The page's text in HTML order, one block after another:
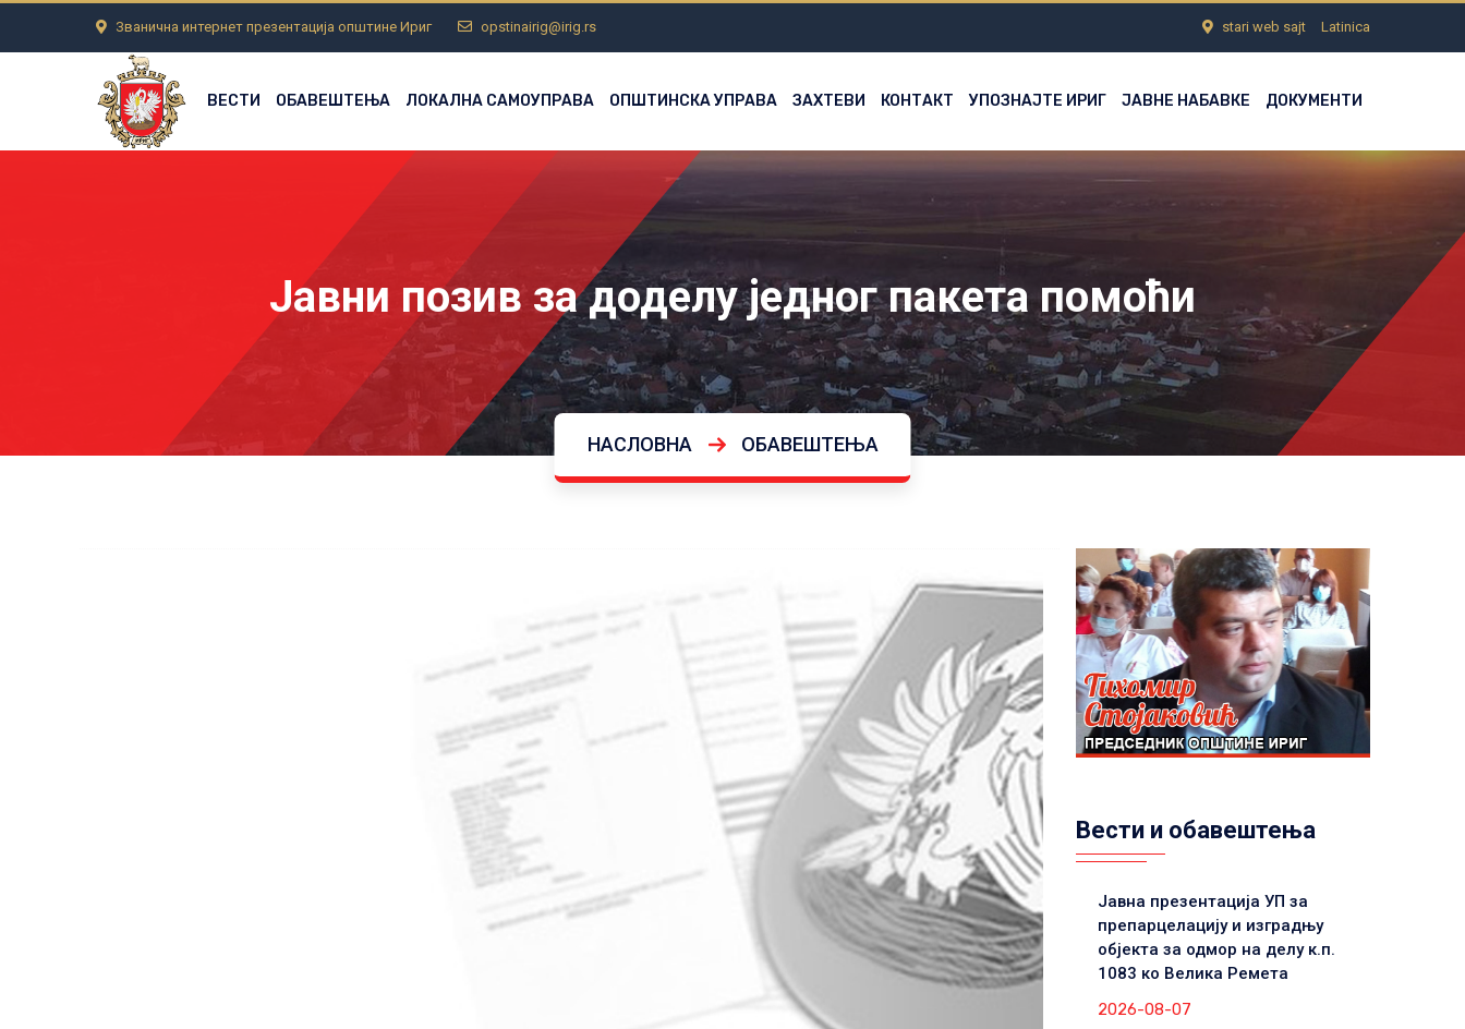
Званична интернет презентација општине Ириг opstinairig@irig.rs stari web sajt Latinica
ВЕСТИ ОБАВЕШТЕЊА ЛОКАЛНА САМОУПРАВА ОПШТИНСКА УПРАВА ЗАХТЕВИ КОНТАКТ УПОЗНАЈТЕ ИРИГ ЈАВНЕ НАБАВКЕ ДОКУМЕНТИ
Јавни позив за доделу једног пакета помоћи
НАСЛОВНА ОБАВЕШТЕЊА
Вести и обавештења
Јавна презентација УП за
препарцелацију и изградњу
објекта за одмор на делу к.п.
1083 ко Велика Ремета
2026-08-07